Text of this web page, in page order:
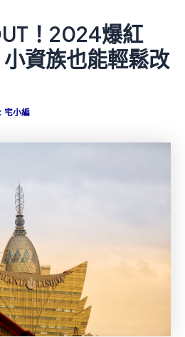
！2024爆紅
小資族也能輕鬆改
宅小編